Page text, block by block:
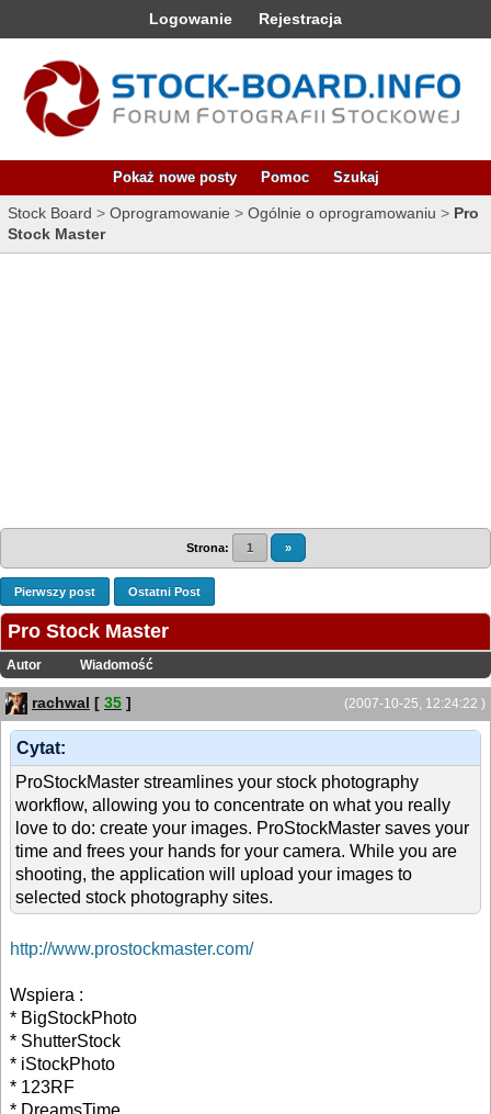
Logowanie Rejestracja
Pokaż nowe posty Pomoc Szukaj
Stock Board > Oprogramowanie > Ogólnie o oprogramowaniu > Pro
Stock Master
Strona: 1 »
Pierwszy post Ostatni Post
Pro Stock Master
Autor Wiadomość
(2007-10-25, 12:24:22 )
rachwal [ 35 ]
Cytat:
ProStockMaster streamlines your stock photography
workflow, allowing you to concentrate on what you really
love to do: create your images. ProStockMaster saves your
time and frees your hands for your camera. While you are
shooting, the application will upload your images to
selected stock photography sites.
http://www.prostockmaster.com/
Wspiera :
* BigStockPhoto
* ShutterStock
* iStockPhoto
* 123RF
* DreamsTime